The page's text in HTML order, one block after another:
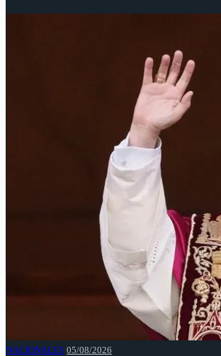
NACIONALES 05/08/2026